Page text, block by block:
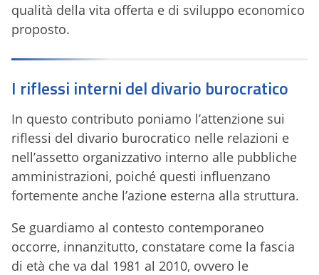
qualità della vita offerta e di sviluppo economico
proposto.
I riflessi interni del divario burocratico
In questo contributo poniamo l’attenzione sui
riflessi del divario burocratico nelle relazioni e
nell’assetto organizzativo interno alle pubbliche
amministrazioni, poiché questi influenzano
fortemente anche l’azione esterna alla struttura.
Se guardiamo al contesto contemporaneo
occorre, innanzitutto, constatare come la fascia
di età che va dal 1981 al 2010, ovvero le